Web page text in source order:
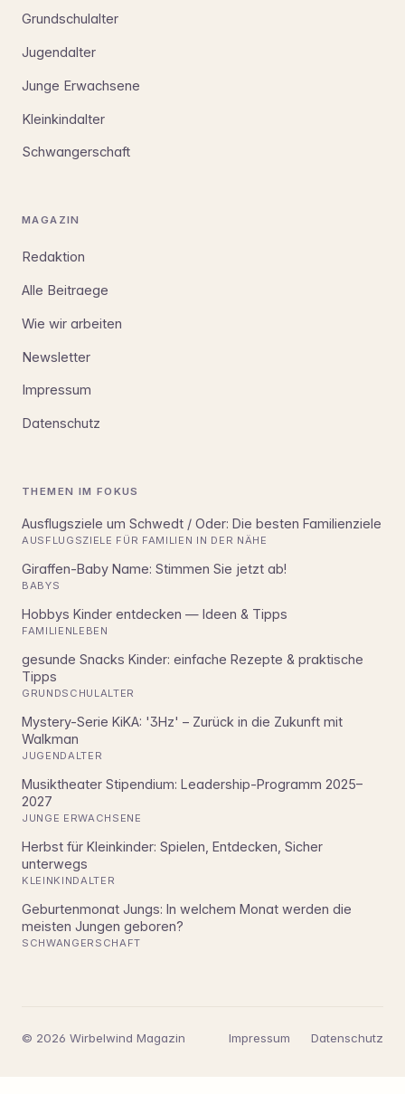
Grundschulalter
Jugendalter
Junge Erwachsene
Kleinkindalter
Schwangerschaft
MAGAZIN
Redaktion
Alle Beitraege
Wie wir arbeiten
Newsletter
Impressum
Datenschutz
THEMEN IM FOKUS
Ausflugsziele um Schwedt / Oder: Die besten Familienziele
AUSFLUGSZIELE FÜR FAMILIEN IN DER NÄHE
Giraffen-Baby Name: Stimmen Sie jetzt ab!
BABYS
Hobbys Kinder entdecken — Ideen & Tipps
FAMILIENLEBEN
gesunde Snacks Kinder: einfache Rezepte & praktische
Tipps
GRUNDSCHULALTER
Mystery-Serie KiKA: '3Hz' – Zurück in die Zukunft mit
Walkman
JUGENDALTER
Musiktheater Stipendium: Leadership-Programm 2025–
2027
JUNGE ERWACHSENE
Herbst für Kleinkinder: Spielen, Entdecken, Sicher
unterwegs
KLEINKINDALTER
Geburtenmonat Jungs: In welchem Monat werden die
meisten Jungen geboren?
SCHWANGERSCHAFT
© 2026 Wirbelwind Magazin Impressum Datenschutz